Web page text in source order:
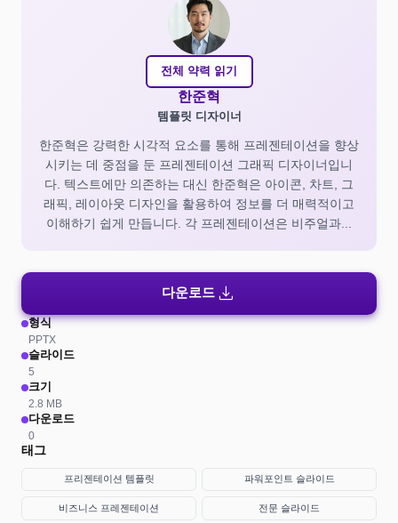
전체 약력 읽기
한준혁
템플릿 디자이너
한준혁은 강력한 시각적 요소를 통해 프레젠테이션을 향상
시키는 데 중점을 둔 프레젠테이션 그래픽 디자이너입니
다. 텍스트에만 의존하는 대신 한준혁은 아이콘, 차트, 그
래픽, 레이아웃 디자인을 활용하여 정보를 더 매력적이고
이해하기 쉽게 만듭니다. 각 프레젠테이션은 비주얼과...
다운로드 download
형식
PPTX
슬라이드
5
크기
2.8 MB
다운로드
0
태그
프리젠테이션 템플릿 파워포인트 슬라이드
비즈니스 프레젠테이션 전문 슬라이드